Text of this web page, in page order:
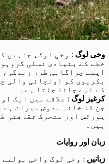
وخی لوگ : وخی لوگ، جنہیں
خطے کے بنیادی نسلی
اپنے چراگاہی طرز زندگی،
بکریوں کو اونچائی والی
کے لیے جانا جاتا ہے۔
کرغیز لوگ : علاقے میں ایک
جن کا خانہ بدوش میراث
یورٹس اور متحرک ثقافتی
ہیں۔
زبان اور روایات
زبانیں : وخی لوگ واخی